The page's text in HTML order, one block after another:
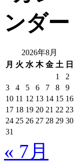
2026年8月
月 火 水 木 金 土 日
1
2
3
4 5 6 7 8
9
10 11 12 13 14 15 16
17 18 19 20 21 22 23
24 25 26 27 28 29 30
31
« 7月